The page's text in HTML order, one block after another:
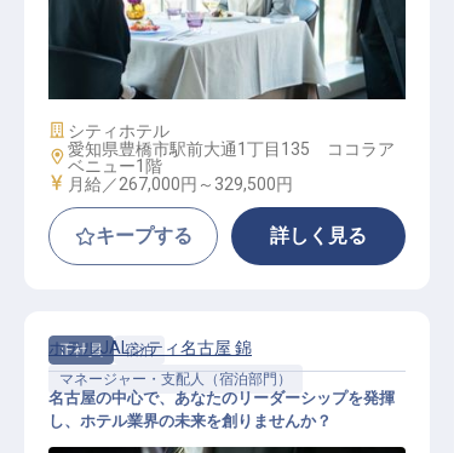
中華レストランサービス（マネージ
ャー候補）
施設業態
シティホテル
勤務地
愛知県豊橋市駅前大通1丁目135 ココラア
ベニュー1階
給与
月給／267,000円～ 329,500円
キープする 詳しく見る
正社員
宿泊
マネージャー・支配人（宿泊部門）
ホテルJALシティ名古屋 錦
名古屋の中心で、あなたのリーダーシップを発揮
し、ホテル業界の未来を創りませんか？